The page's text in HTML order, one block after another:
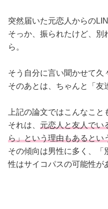
突然届いた元恋人からの
そっか、振られたけど、別
ら。
そう自分に言い聞かせて久
そのあとは、ちゃんと「友
上記の論文ではこんなこと
それは、 元恋人と友人でい
ら」という理由もあるとい
その傾向は男性に多く、「
性はサイコパスの可能性が